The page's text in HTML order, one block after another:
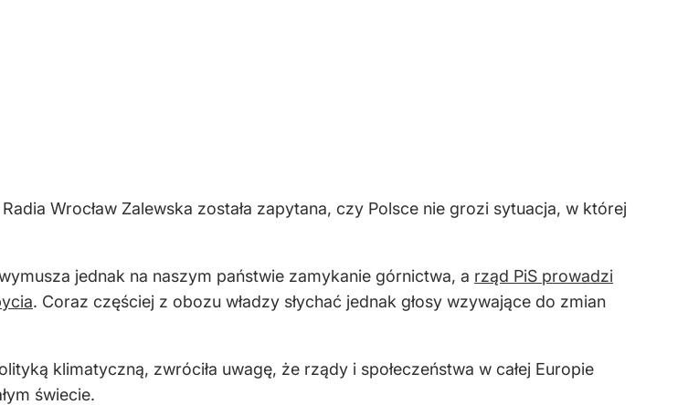
Wrocław Zalewska została zapytana, czy Polsce nie grozi sytuacja, w której
jednak na naszym państwie zamykanie górnictwa, a rząd PiS prowadzi
. Coraz częściej z obozu władzy słychać jednak głosy wzywające do zmian
klimatyczną, zwróciła uwagę, że rządy i społeczeństwa w całej Europie
świecie.